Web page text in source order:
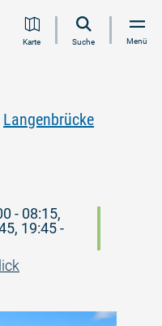
Inhalt
Navigation
Volltextsuche
FooterKarte Suche Menü
Langenbrücke
- 08:15,
19:45 -